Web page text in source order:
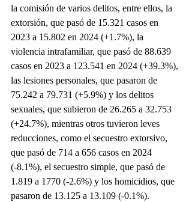
la comisión de varios delitos, entre ellos, la
extorsión, que pasó de 15.321 casos en
2023 a 15.802 en 2024 (+1.7%), la
violencia intrafamiliar, que pasó de 88.639
casos en 2023 a 123.541 en 2024 (+39.3%),
las lesiones personales, que pasaron de
75.242 a 79.731 (+5.9%) y los delitos
sexuales, que subieron de 26.265 a 32.753
(+24.7%), mientras otros tuvieron leves
reducciones, como el secuestro extorsivo,
que pasó de 714 a 656 casos en 2024
(-8.1%), el secuestro simple, que pasó de
1.819 a 1770 (-2.6%) y los homicidios, que
pasaron de 13.125 a 13.109 (-0.1%).